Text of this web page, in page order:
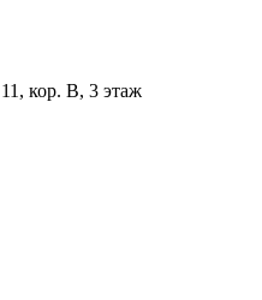
кор. В, 3 этаж